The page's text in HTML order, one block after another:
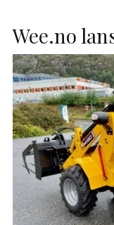
Wee.no